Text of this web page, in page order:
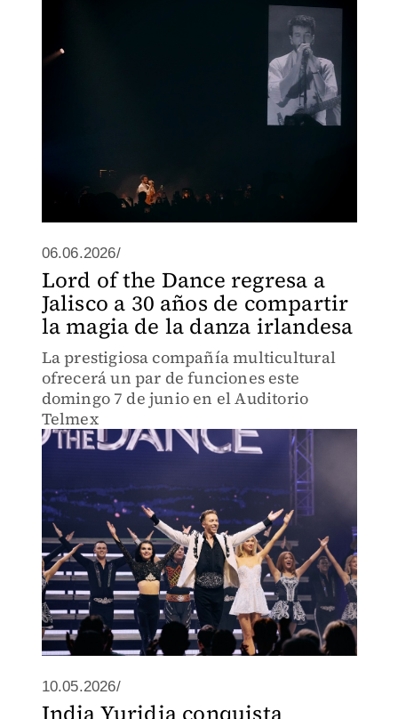
06.06.2026/
Lord of the Dance regresa a
Jalisco a 30 años de compartir
la magia de la danza irlandesa
La prestigiosa compañía multicultural
ofrecerá un par de funciones este
domingo 7 de junio en el Auditorio
Telmex
10.05.2026/